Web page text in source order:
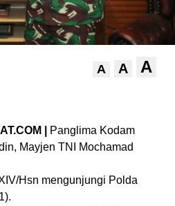
A A A
|
Panglima Kodam
Mayjen TNI Mochamad
Hsn mengunjungi Polda